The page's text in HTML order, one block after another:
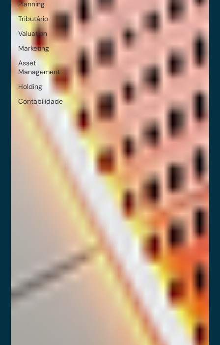
Planning
Tributário
Valuation
Marketing
Asset
Management
Holding
Contabilidade